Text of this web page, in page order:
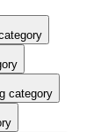
category